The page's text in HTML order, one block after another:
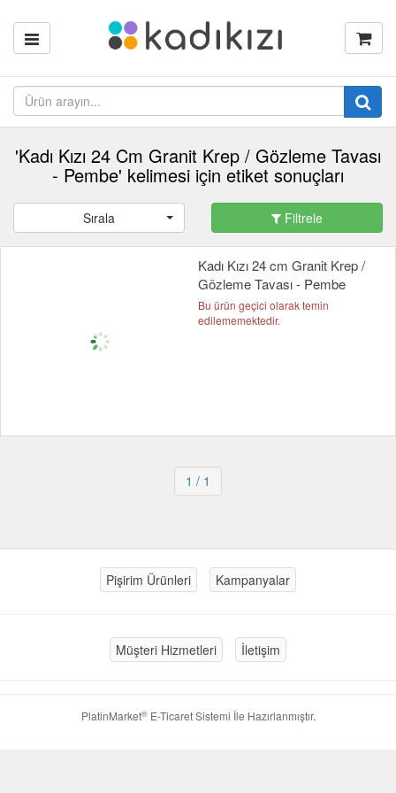
'Kadı Kızı 24 Cm Granit Krep / Gözleme Tavası
- Pembe' kelimesi için etiket sonuçları
Sırala Filtrele
Kadı Kızı 24 cm Granit Krep /
Gözleme Tavası - Pembe
Bu ürün geçici olarak temin
edilememektedir.
1 / 1
Pişirim Ürünleri Kampanyalar
Müşteri Hizmetleri İletişim
PlatinMarket®E-Ticaret Sistemi İle Hazırlanmıştır.